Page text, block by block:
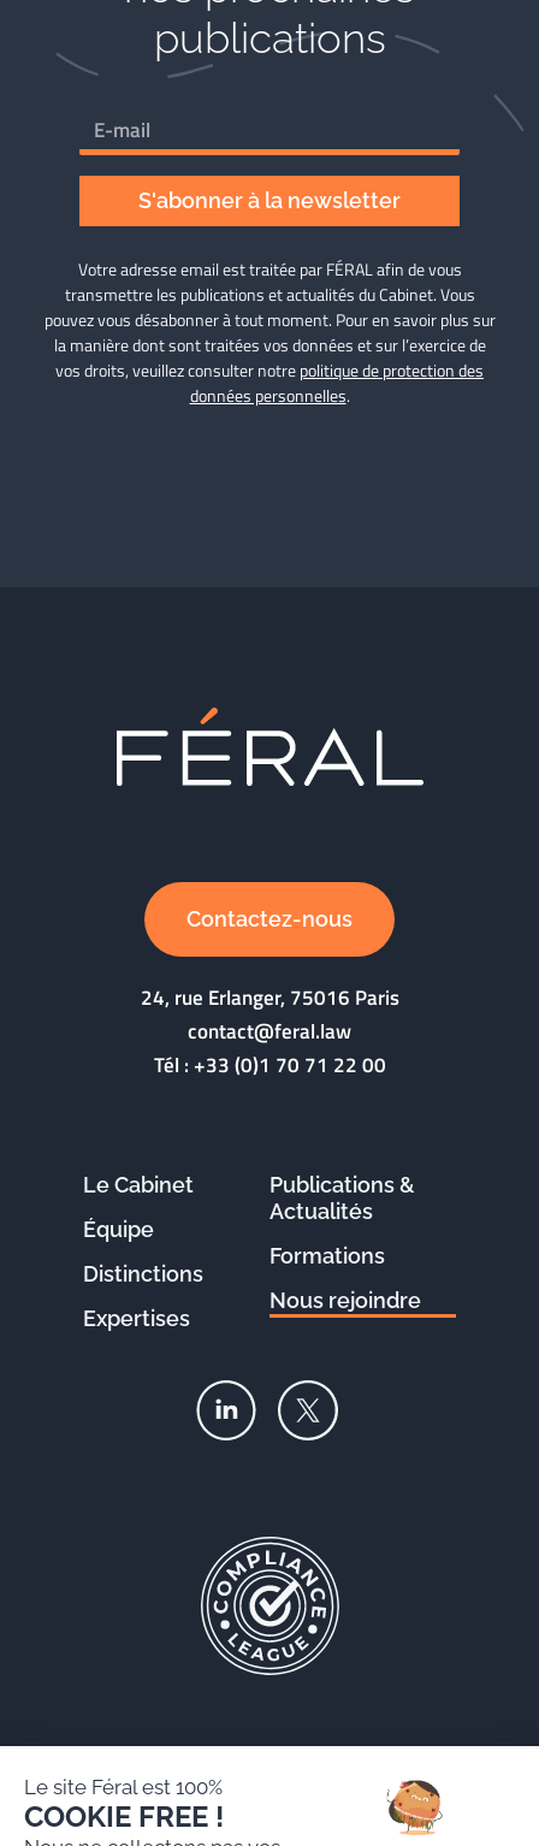
publications
S'abonner à la newsletter
Votre adresse email est traitée par FÉRAL afin de vous
transmettre les publications et actualités du Cabinet. Vous
pouvez vous désabonner à tout moment. Pour en savoir plus sur
la manière dont sont traitées vos données et sur l’exercice de
vos droits, veuillez consulter notrepolitique de protection des
données personnelles.
Contactez-nous
24, rue Erlanger, 75016 Paris
contact@feral.law
Tél :+33 (0)1 70 71 22 00
Le Cabinet
Équipe
Distinctions
Expertises
Publications &
Actualités
Formations
Nous rejoindre
Le site Féral est 100%
COOKIE FREE !